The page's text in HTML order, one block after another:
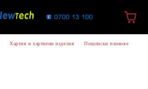
Хартия и хартиени изделия
Пощенски пликове